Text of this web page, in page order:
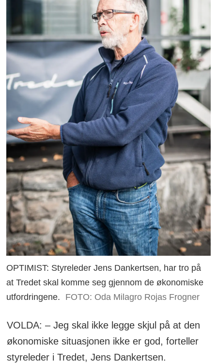
OPTIMIST: Styreleder Jens Dankertsen, har tro på
at Tredet skal komme seg gjennom de økonomiske
utfordringene.
FOTO: Oda Milagro Rojas Frogner
VOLDA: – Jeg skal ikke legge skjul på at den
økonomiske situasjonen ikke er god, forteller
styreleder i Tredet, Jens Dankertsen.